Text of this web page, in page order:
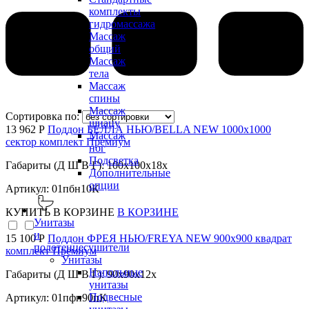
комплекты
гидромассажа
Массаж
общий
Массаж
тела
Массаж
спины
Массаж
шиацу
Массаж
ног
Подсветка
Дополнительные
опции
Унитазы
и
полотенцесушители
Унитазы
Напольные
унитазы
Подвесные
Сортировка по:
13 962 Р Поддон БЕЛЛА НЬЮ/BELLA NEW 1000х1000
сектор комплект Премиум
Габариты (Д Ш В Г): 100x100x18x
Артикул: 01пбн10К
КУПИТЬ В КОРЗИНЕ В КОРЗИНЕ
15 100 Р Поддон ФРЕЯ НЬЮ/FREYA NEW 900х900 квадрат
комплект Премиум
Габариты (Д Ш В Г): 90x90x12x
Артикул: 01пфн90пК